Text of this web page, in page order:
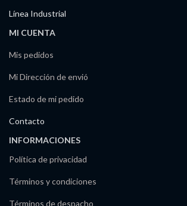
Línea Industrial
MI CUENTA
Mis pedidos
Mi Dirección de envió
Estado de mi pedido
Contacto
INFORMACIONES
Política de privacidad
Términos y condiciones
Términos de despacho